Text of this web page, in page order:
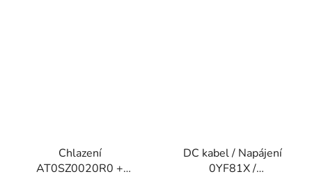
Chlazení
AT0SZ0020R0 +
DC kabel / Napájení
0YF81X /